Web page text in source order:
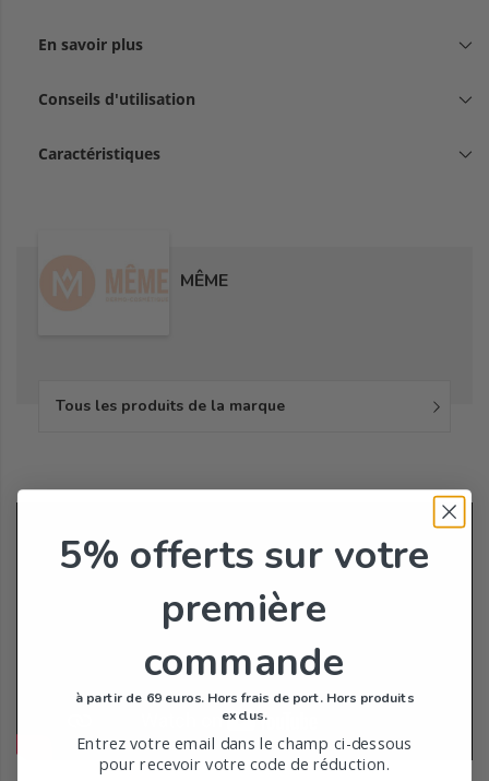
En savoir plus
Conseils d'utilisation
Caractéristiques
MÊME
Tous les produits de la marque
5% offerts sur votre
première
commande
à partir de 69 euros. Hors frais de port. Hors produits
exclus.
Entrez votre email dans le champ ci-dessous
pour recevoir votre code de réduction.